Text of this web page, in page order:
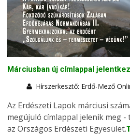
Márciusban új címlappal
Hírszerkesztő: Erdő-Mező
Az Erdészeti Lapok márciusi
megújuló címlappal jelenik meg
az Országos Erdészeti Egyesület.